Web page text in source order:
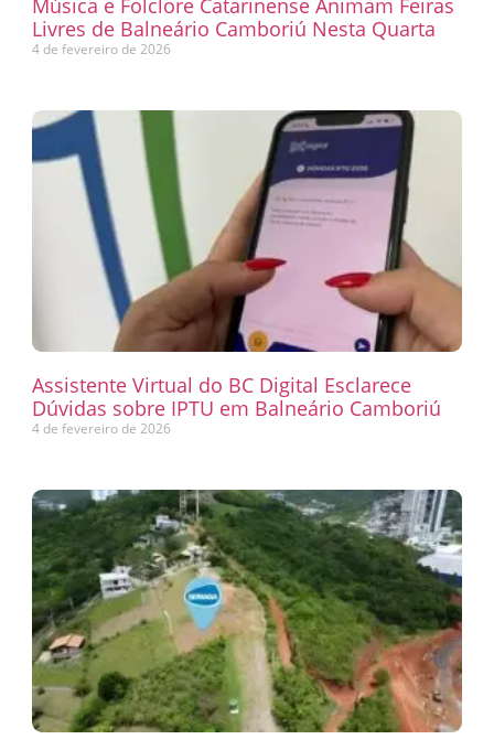
Livres de Balneário Camboriú Nesta Quarta
4 de fevereiro de 2026
Assistente Virtual do BC Digital Esclarece
Dúvidas sobre IPTU em Balneário Camboriú
4 de fevereiro de 2026